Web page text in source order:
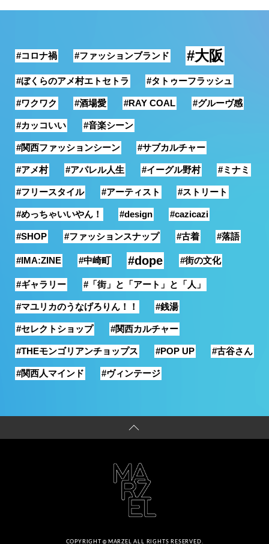
#コロナ禍 #ファッションブランド #大阪
#ぼくらのアメ村エトセトラ #タトゥーフラッシュ
#ワクワク #酒場愛 #RAY COAL #グルーヴ感
#カッコいい #音楽シーン
#関西ファッションシーン #サブカルチャー
#アメ村 #アパレル人生 #イーグル野村 #ミナミ
#フリースタイル #アーティスト #ストリート
#めっちゃいいやん！ #design #cazicazi
#SHOP #ファッションスナップ #古着 #落語
#IMA:ZINE #中崎町 #dope #街の文化
#ギャラリー #「街」と「アート」と「人」
#マユリカのうなげろりん！！ #銭湯
#セレクトショップ #関西カルチャー
#THEモンゴリアンチョップス #POP UP #古谷さん
#関西人マインド #ヴィンテージ
COPYRIGHT MARZEL ALL RIGHTS RESERVED.